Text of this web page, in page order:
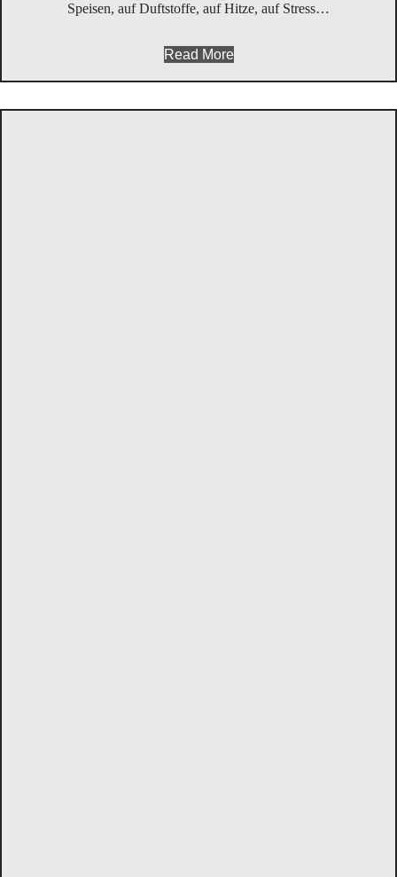
Spei­sen, auf Duft­stof­fe, auf Hit­ze, auf Stress…
Read More